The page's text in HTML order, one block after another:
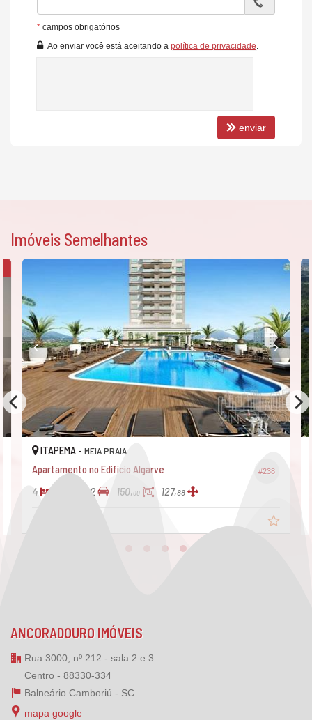
* campos obrigatórios
Ao enviar você está aceitando a política de privacidade
enviar
Imóveis Semelhantes
#238
ITAPEMA -MEIA PRAIA
Apartamento no Edifício Algarve
4 2 150, 00 127,88
R$ 1.535.000,
ANCORADOURO IMÓVEIS
Rua 3000, nº 212 - sala 2 e 3
Centro - 88330-334
Balneário Camboriú - SC
mapa google